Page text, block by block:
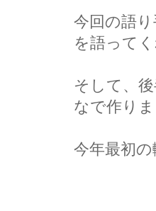
今回の語
を語って
そして、
なで作りま
今年最初